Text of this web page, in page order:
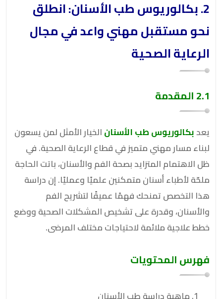
2. بكالوريوس طب الأسنان: انطلق
نحو مستقبل مهني واعد في مجال
الرعاية الصحية
2.1 المقدمة
يعدبكالوريوس طب الأسنانالخيار الأمثل لمن يسعون
لبناء مسار مهني متميز في قطاع الرعاية الصحية. في
ظل الاهتمام المتزايد بصحة الفم والأسنان، باتت الحاجة
ملحّة لأطباء أسنان متمكنين علميًا وعمليًا. إن دراسة
هذا التخصص تمنحك فهمًا عميقًا لتشريح الفم
والأسنان، وقدرة على تشخيص المشكلات الصحية ووضع
خطط علاجية ملائمة لاحتياجات مختلف المرضى.
فهرس المحتويات